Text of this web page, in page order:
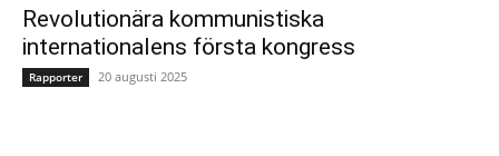
Revolutionära kommunistiska
internationalens första kongress
Rapporter 20 augusti 2025